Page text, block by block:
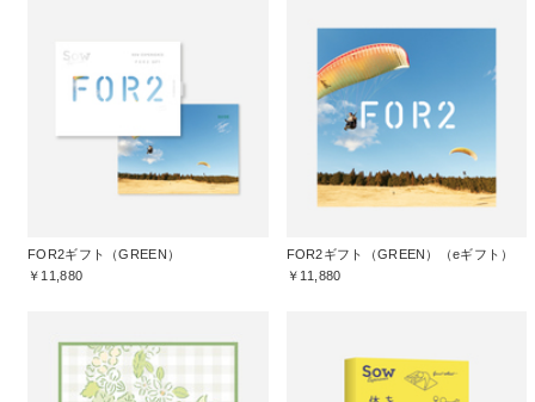
FOR2ギフト（GREEN）
￥11,880
FOR2ギフト（GREEN）（eギフト）
￥11,880